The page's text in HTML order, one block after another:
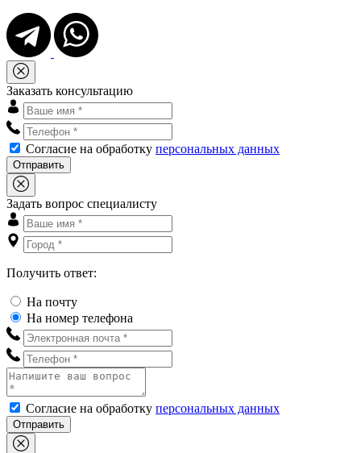
Заказать консультацию
Согласие на обработку персональных данных
Отправить
Задать вопрос специалисту
Получить ответ:
На почту
На номер телефона
Согласие на обработку персональных данных
Отправить